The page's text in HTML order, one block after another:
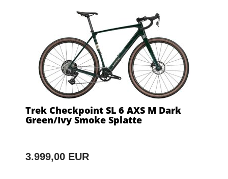
Trek Checkpoint SL 6 AXS M Dark
Green/Ivy Smoke Splatte
3.999,00 EUR